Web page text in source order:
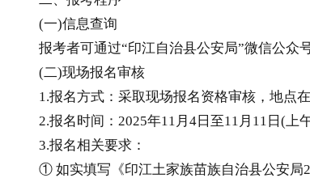
(一)信息查询
报考者可通过“印江自治县公安局”微信公众号
(二)现场报名审核
1.报名方式：采取现场报名资格审核，地点在
2.报名时间：2025年11月4日至11月11日(上
3.报名相关要求：
① 如实填写《印江土家族苗族自治县公安局